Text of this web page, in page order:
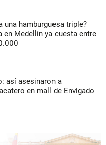
una hamburguesa triple?
en Medellín ya cuesta entre
así asesinaron a
en mall de Envigado